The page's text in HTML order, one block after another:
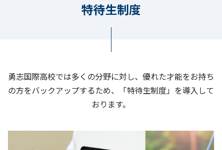
特待生制度
勇志国際高校では多くの分野に対し、優れた才能をお持ち
の方をバックアップするため、「特待生制度」を導入して
おります。